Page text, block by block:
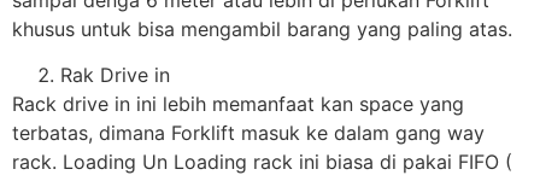
khusus untuk bisa mengambil barang yang paling atas.
Rak Drive in
Rack drive in ini lebih memanfaat kan space yang
terbatas, dimana Forklift masuk ke dalam gang way
rack. Loading Un Loading rack ini biasa di pakai FIFO (